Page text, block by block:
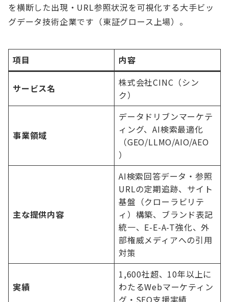
を横断した出現・URL参照状況を可視化する大手ビッ
グデータ技術企業です（東証グロース上場）。
項目 内容
サービス名
株式会社CINC（シン
ク）
事業領域
データドリブンマーケテ
ィング、AI検索最適化
（GEO/LLMO/AIO/AEO
）
主な提供内容
AI検索回答データ・参照
URLの定期追跡、サイト
基盤（クローラビリテ
ィ）構築、ブランド表記
統一、E-E-A-T強化、外
部権威メディアへの引用
対策
実績
1,600社超、10年以上に
わたるWebマーケティン